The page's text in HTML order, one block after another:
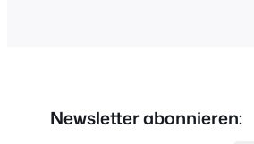
Newsletter abonnieren: